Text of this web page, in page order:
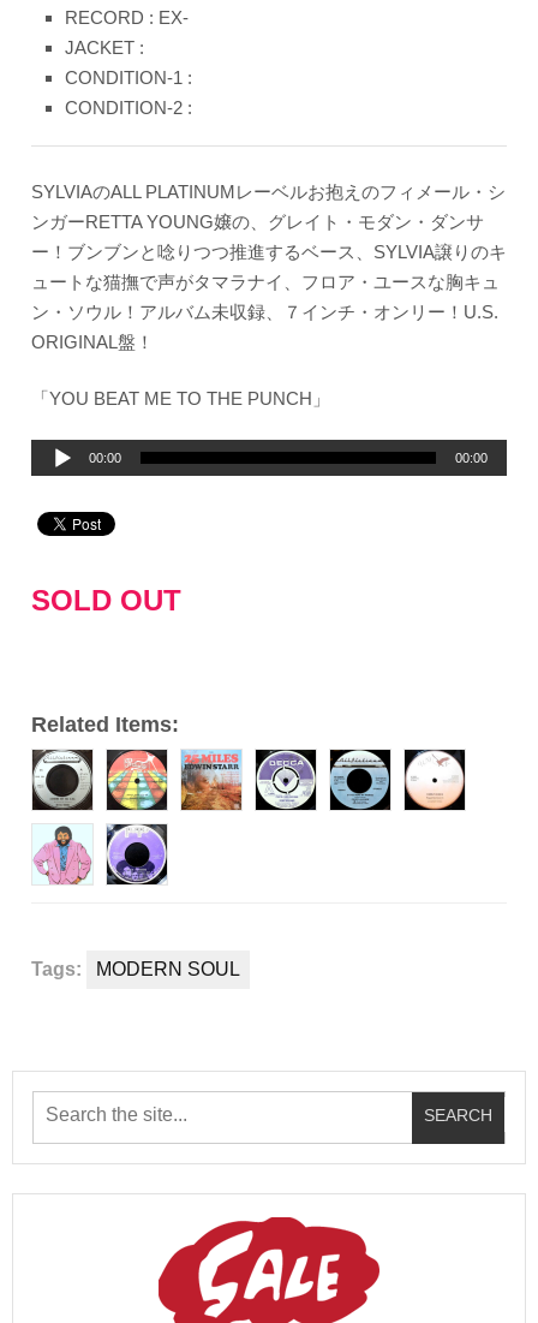
RECORD : EX-
JACKET :
CONDITION-1 :
CONDITION-2 :
SYLVIAのALL PLATINUMレーベルお抱えのフィメール・シ
ンガーRETTA YOUNG嬢の、グレイト・モダン・ダンサ
ー！ブンブンと唸りつつ推進するベース、SYLVIA譲りのキ
ュートな猫撫で声がタマラナイ、フロア・ユースな胸キュ
ン・ソウル！アルバム未収録、７インチ・オンリー！U.S.
ORIGINAL盤！
「YOU BEAT ME TO THE PUNCH」
プ
ヤ
00:00 00:00
SOLD OUT
Related Items:
Tags: MODERN SOUL